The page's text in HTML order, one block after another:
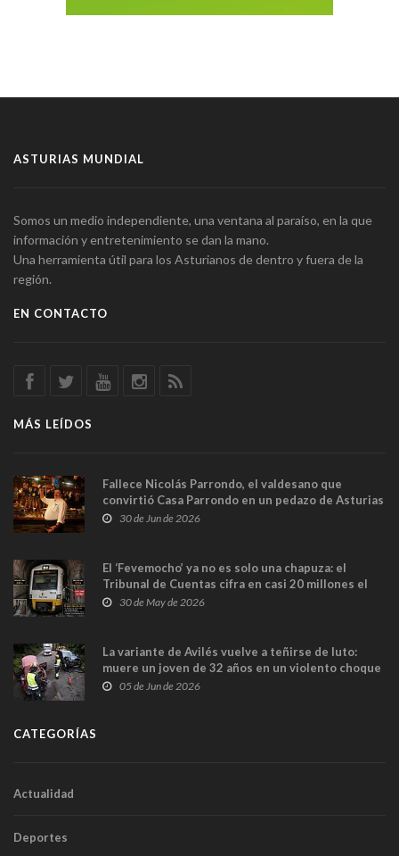
ASTURIAS MUNDIAL
Somos un medio independiente, una ventana al paraíso, en la que
información y entretenimiento se dan la mano.
Una herramienta útil para los Asturianos de dentro y fuera de la
región.
EN CONTACTO
MÁS LEÍDOS
Fallece Nicolás Parrondo, el valdesano que
convirtió Casa Parrondo en un pedazo de Asturias
en Madrid
30 de Jun de 2026
El ‘Fevemocho’ ya no es solo una chapuza: el
Tribunal de Cuentas cifra en casi 20 millones el
sobrecoste de los trenes que no cabían por los
30 de May de 2026
La variante de Avilés vuelve a teñirse de luto:
muere un joven de 32 años en un violento choque
frontal
05 de Jun de 2026
CATEGORÍAS
Actualidad
Deportes